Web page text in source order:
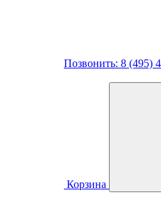
Позвонить: 8 (495)
Корзина